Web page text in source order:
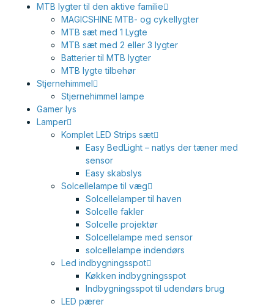
MTB lygter til den aktive familie
MAGICSHINE MTB- og cykellygter
MTB sæt med 1 Lygte
MTB sæt med 2 eller 3 lygter
Batterier til MTB lygter
MTB lygte tilbehør
Stjernehimmel
Stjernehimmel lampe
Gamer lys
Lamper
Komplet LED Strips sæt
Easy BedLight – natlys der tæner med
sensor
Easy skabslys
Solcellelampe til væg
Solcellelamper til haven
Solcelle fakler
Solcelle projektør
Solcellelampe med sensor
solcellelampe indendørs
Led indbygningsspot
Køkken indbygningsspot
Indbygningsspot til udendørs brug
LED pærer